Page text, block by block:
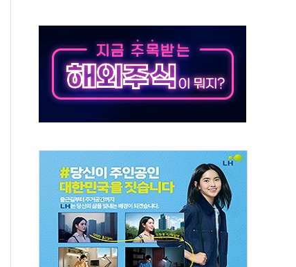
한화·흥국·한투 참여
주 52시간제 개선해야…기술격차 확대 막아야"
약 타결…연봉 6.3% 인상
겔 등 8~9월 공연 라인업 공개
지 3개 보급단 '1등급 스마트 물류센터' 전환